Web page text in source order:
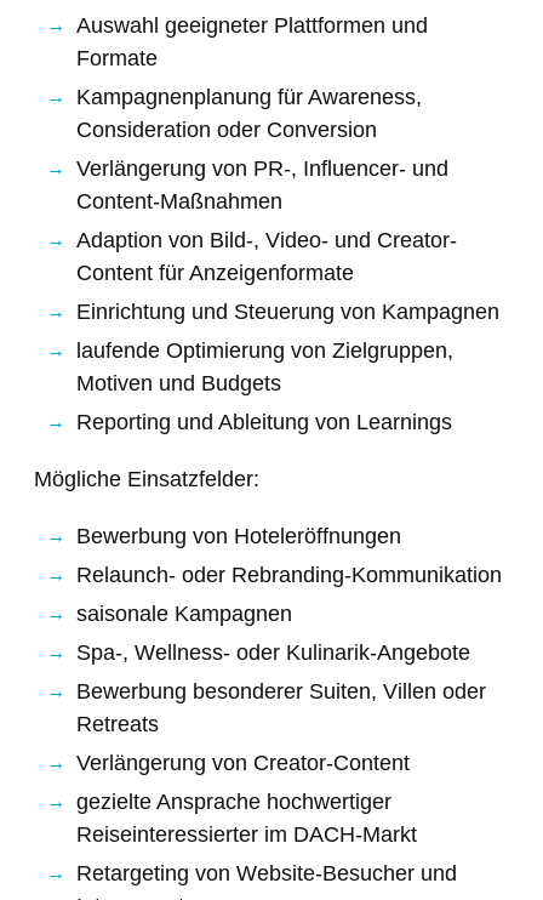
Auswahl geeigneter Plattformen und
Formate
Kampagnenplanung für Awareness,
Consideration oder Conversion
Verlängerung von PR-, Influencer- und
Content-Maßnahmen
Adaption von Bild-, Video- und Creator-
Content für Anzeigenformate
Einrichtung und Steuerung von Kampagnen
laufende Optimierung von Zielgruppen,
Motiven und Budgets
Reporting und Ableitung von Learnings
Mögliche Einsatzfelder:
Bewerbung von Hoteleröffnungen
Relaunch- oder Rebranding-Kommunikation
saisonale Kampagnen
Spa-, Wellness- oder Kulinarik-Angebote
Bewerbung besonderer Suiten, Villen oder
Retreats
Verlängerung von Creator-Content
gezielte Ansprache hochwertiger
Reiseinteressierter im DACH-Markt
Retargeting von Website-Besucher und